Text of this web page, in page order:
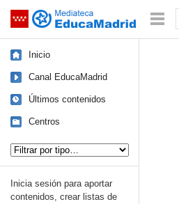
Saltar navegación
Inicio
Canal EducaMadrid
Últimos contenidos
Centros
Inicia sesión para aportar
contenidos, crear listas de